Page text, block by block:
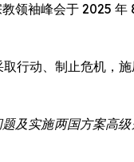
袖峰会于 2025 年
动、制止危机，
及实施两国方案高